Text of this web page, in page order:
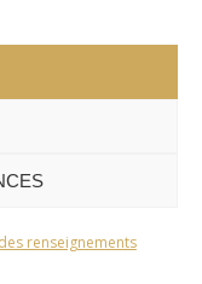
renseignements